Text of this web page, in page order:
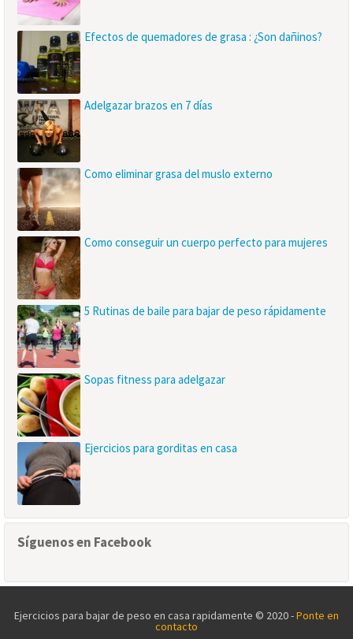
Efectos de quemadores de grasa : ¿Son dañinos?
Adelgazar brazos en 7 días
Como eliminar grasa del muslo externo
Como conseguir un cuerpo perfecto para mujeres
5 Rutinas de baile para bajar de peso rápidamente
Sopas fitness para adelgazar
Ejercicios para gorditas en casa
Síguenos en Facebook
Ejercicios para bajar de peso en casa rapidamente © 2020 -Ponte en
contacto